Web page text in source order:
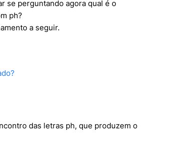
se perguntando agora qual é o
ph?
a seguir.
das letras ph, que produzem o